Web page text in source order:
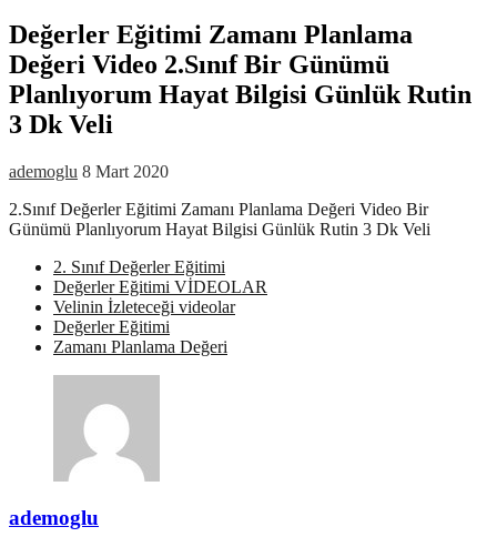
Değerler Eğitimi Zamanı Planlama
Değeri Video 2.Sınıf Bir Günümü
Planlıyorum Hayat Bilgisi Günlük Rutin
3 Dk Veli
ademoglu 8 Mart 2020
2.Sınıf Değerler Eğitimi Zamanı Planlama Değeri Video Bir
Günümü Planlıyorum Hayat Bilgisi Günlük Rutin 3 Dk Veli
2. Sınıf Değerler Eğitimi
Değerler Eğitimi VİDEOLAR
Velinin İzleteceği videolar
Değerler Eğitimi
Zamanı Planlama Değeri
ademoglu